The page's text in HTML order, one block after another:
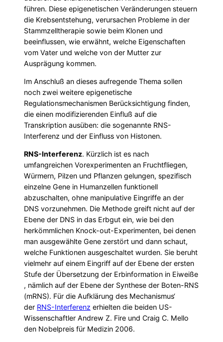
führen. Diese epigenetischen Veränderungen steuern
die Krebsentstehung, verursachen Probleme in der
Stammzelltherapie sowie beim Klonen und
beeinflussen, wie erwähnt, welche Eigenschaften
vom Vater und welche von der Mutter zur
Ausprägung kommen.
Im Anschluß an dieses aufregende Thema sollen
noch zwei weitere epigenetische
Regulationsmechanismen Berücksichtigung finden,
die einen modifizierenden Einfluß auf die
Transkription ausüben: die sogenannte RNS-
Interferenz und der Einfluss von Histonen.
RNS-Interferenz. Kürzlich ist es nach
umfangreichen Vorexperimenten an Fruchtfliegen,
Würmern, Pilzen und Pflanzen gelungen, spezifisch
einzelne Gene in Humanzellen funktionell
abzuschalten, ohne manipulative Eingriffe an der
DNS vorzunehmen. Die Methode greift nicht auf der
Ebene der DNS in das Erbgut ein, wie bei den
herkömmlichen Knock-out-Experimenten, bei denen
man ausgewählte Gene zerstört und dann schaut,
welche Funktionen ausgeschaltet wurden. Sie beruht
vielmehr auf einem Eingriff auf der Ebene der ersten
Stufe der Übersetzung der Erbinformation in Eiweiße
, nämlich auf der Ebene der Synthese der Boten-RNS
(mRNS). Für die Aufklärung des Mechanismus‘
der RNS-Interferenz erhielten die beiden US-
Wissenschaftler Andrew Z. Fire und Craig C. Mello
den Nobelpreis für Medizin 2006.